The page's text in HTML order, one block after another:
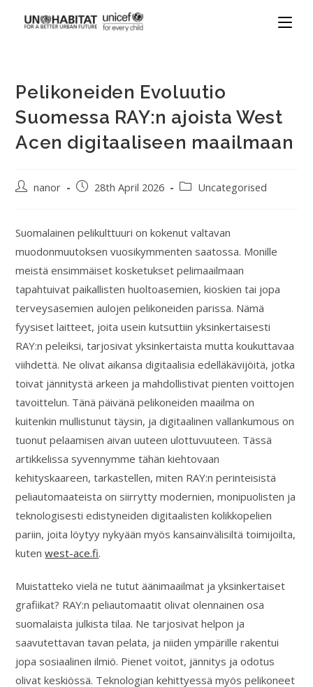
Pelikoneiden Evoluutio
Suomessa RAY:n ajoista West
Acen digitaaliseen maailmaan
nanor 28th April 2026 Uncategorised
Suomalainen pelikulttuuri on kokenut valtavan
muodonmuutoksen vuosikymmenten saatossa. Monille
meistä ensimmäiset kosketukset pelimaailmaan
tapahtuivat paikallisten huoltoasemien, kioskien tai jopa
terveysasemien aulojen pelikoneiden parissa. Nämä
fyysiset laitteet, joita usein kutsuttiin yksinkertaisesti
RAY:n peleiksi, tarjosivat yksinkertaista mutta koukuttavaa
viihdettä. Ne olivat aikansa digitaalisia edelläkävijöitä, jotka
toivat jännitystä arkeen ja mahdollistivat pienten voittojen
tavoittelun. Tänä päivänä pelikoneiden maailma on
kuitenkin mullistunut täysin, ja digitaalinen vallankumous on
tuonut pelaamisen aivan uuteen ulottuvuuteen. Tässä
artikkelissa syvennymme tähän kiehtovaan
kehityskaareen, tarkastellen, miten RAY:n perinteisistä
peliautomaateista on siirrytty modernien, monipuolisten ja
teknologisesti edistyneiden digitaalisten kolikkopelien
pariin, joita löytyy nykyään myös kansainvälisiltä toimijoilta,
kutenwest-ace.fi.
Muistatteko vielä ne tutut äänimaailmat ja yksinkertaiset
grafiikat? RAY:n peliautomaatit olivat olennainen osa
suomalaista julkista tilaa. Ne tarjosivat helpon ja
saavutettavan tavan pelata, ja niiden ympärille rakentui
jopa sosiaalinen ilmiö. Pienet voitot, jännitys ja odotus
olivat keskiössä. Teknologian kehittyessä myös pelikoneet